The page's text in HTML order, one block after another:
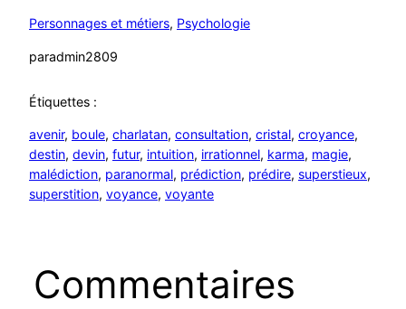
Personnages et métiers, Psychologie
paradmin2809
Étiquettes :
avenir, boule, charlatan, consultation, cristal, croyance
destin, devin, futur, intuition, irrationnel, karma, magie
malédiction, paranormal, prédiction, prédire, superstieux
superstition, voyance, voyante
Commentaires